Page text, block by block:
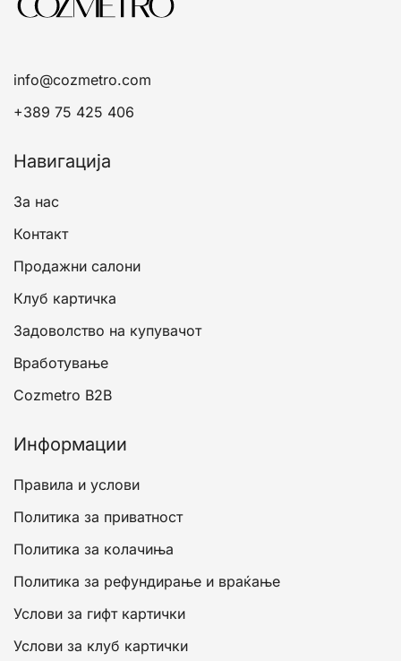
info@cozmetro.com
+389 75 425 406
Навигација
За нас
Контакт
Продажни салони
Клуб картичка
Задоволство на купувачот
Вработување
Cozmetro B2B
Информации
Правила и услови
Политика за приватност
Политика за колачиња
Политика за рефундирање и враќање
Услови за гифт картички
Услови за клуб картички